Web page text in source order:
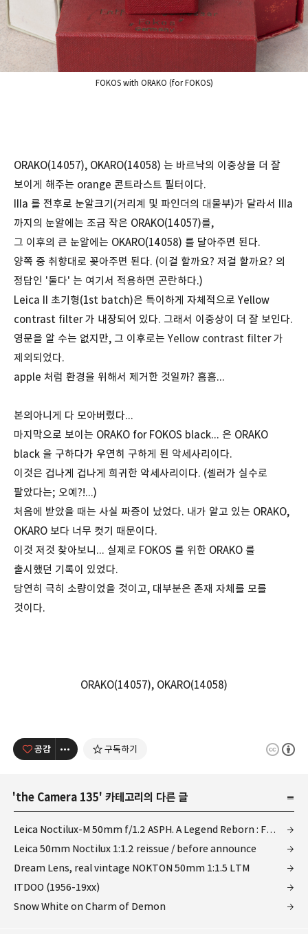
FOKOS with ORAKO (for FOKOS)
ORAKO(14057), OKARO(14058) 는 바르낙의 이중상을 더 잘
보이게 해주는 orange 콘트라스트 필터이다.
IIIa 를 전후로 눈알크기(거리계 및 파인더의 대물부)가 달라서 IIIa
까지의 눈알에는 조금 작은 ORAKO(14057)를,
그 이후의 큰 눈알에는 OKARO(14058) 를 달아주면 된다.
양쪽 중 취향대로 꽂아주면 된다. (이걸 할까요? 저걸 할까요? 의
정답인 '둘다' 는 여기서 적용하면 곤란하다.)
Leica II 초기형(1st batch)은 특이하게 자체적으로 Yellow
contrast filter 가 내장되어 있다. 그래서 이중상이 더 잘 보인다.
영문을 알 수는 없지만, 그 이후로는 Yellow contrast filter 가
제외되었다.
apple 처럼 환경을 위해서 제거한 것일까? 흠흠...
본의아니게 다 모아버렸다...
마지막으로 보이는 ORAKO for FOKOS black... 은 ORAKO
black 을 구하다가 우연히 구하게 된 악세사리이다.
이것은 겁나게 겁나게 희귀한 악세사리이다. (셀러가 실수로
팔았다는; 오예?!...)
처음에 받았을 때는 사실 짜증이 났었다. 내가 알고 있는 ORAKO,
OKARO 보다 너무 컷기 때문이다.
이것 저것 찾아보니... 실제로 FOKOS 를 위한 ORAKO 를
출시했던 기록이 있었다.
당연히 극히 소량이었을 것이고, 대부분은 존재 자체를 모를
것이다.
ORAKO(14057), OKARO(14058)
공감 구독하기
'the Camera 135' 카테고리의 다른 글
Leica Noctilux-M 50mm f/1.2 ASPH. A Legend Reborn : First impression
Leica 50mm Noctilux 1:1.2 reissue / before announce
Dream Lens, real vintage NOKTON 50mm 1:1.5 LTM
ITDOO (1956-19xx)
Snow White on Charm of Demon